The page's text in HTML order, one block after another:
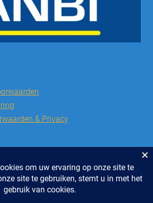
& Privacy
| Dorpshuis Het Westhoffhuis: Dorpsstraat